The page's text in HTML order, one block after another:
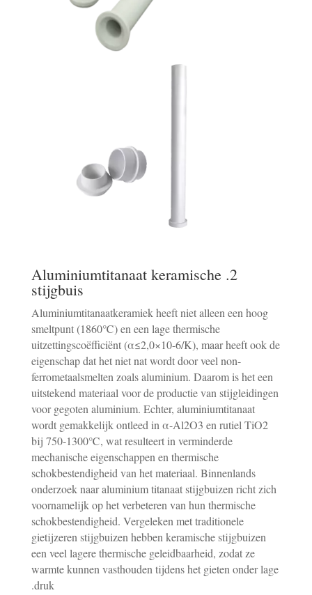
2. Aluminiumtitanaat keramische
stijgbuis
Aluminiumtitanaatkeramiek heeft niet alleen een hoog
smeltpunt (1860℃) en een lage thermische
uitzettingscoëfficiënt (α≤2,0×10-6/K), maar heeft ook de
eigenschap dat het niet nat wordt door veel non-
ferrometaalsmelten zoals aluminium. Daarom is het een
uitstekend materiaal voor de productie van stijgleidingen
voor gegoten aluminium. Echter, aluminiumtitanaat
wordt gemakkelijk ontleed in α-Al2O3 en rutiel TiO2
bij 750-1300℃, wat resulteert in verminderde
mechanische eigenschappen en thermische
schokbestendigheid van het materiaal. Binnenlands
onderzoek naar aluminium titanaat stijgbuizen richt zich
voornamelijk op het verbeteren van hun thermische
schokbestendigheid. Vergeleken met traditionele
gietijzeren stijgbuizen hebben keramische stijgbuizen
een veel lagere thermische geleidbaarheid, zodat ze
warmte kunnen vasthouden tijdens het gieten onder lage
druk.